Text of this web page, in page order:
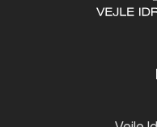
I undervisningen